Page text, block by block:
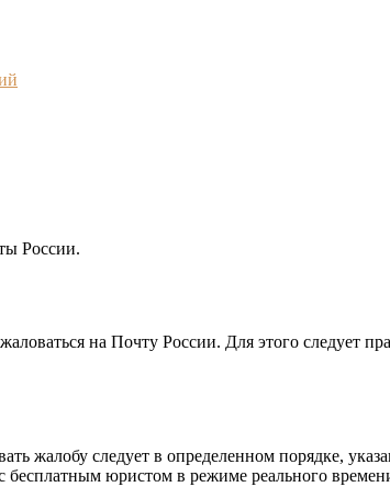
России.
на Почту России. Для этого следует
жалобу следует в определенном порядке,
юристом в режиме реального